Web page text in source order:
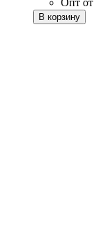
Опт от
В корзину